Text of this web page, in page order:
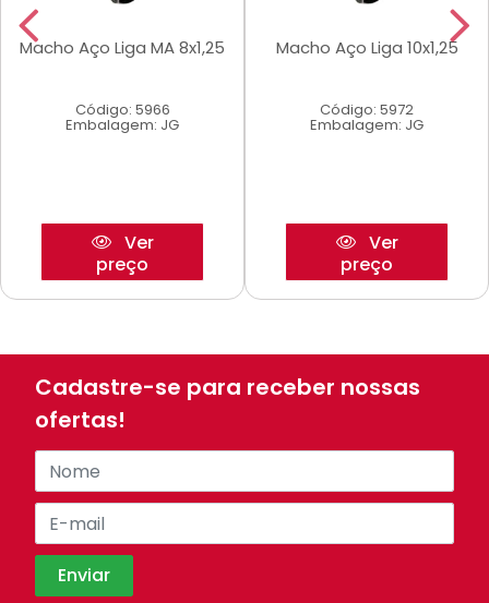
Macho Aço Liga MA 8x1,25
Código: 5966
Embalagem: JG
Ver
preço
Macho Aço Liga 10x1,25
Código: 5972
Embalagem: JG
Ver
preço
Cadastre-se para receber nossas
ofertas!